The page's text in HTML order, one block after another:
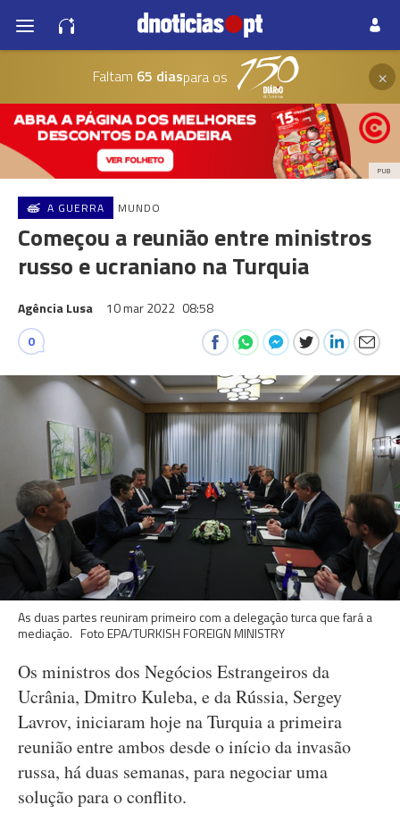
Faltam 65 diaspara os ×
PUB
A GUERRA MUNDO
Começou a reunião entre ministros
russo e ucraniano na Turquia
Agência Lusa 10 mar 2022 08:58
0
As duas partes reuniram primeiro com a delegação turca que fará a
mediação. Foto EPA/TURKISH FOREIGN MINISTRY
Os ministros dos Negócios Estrangeiros da
Ucrânia, Dmitro Kuleba, e da Rússia, Sergey
Lavrov, iniciaram hoje na Turquia a primeira
reunião entre ambos desde o início da invasão
russa, há duas semanas, para negociar uma
solução para o conflito.